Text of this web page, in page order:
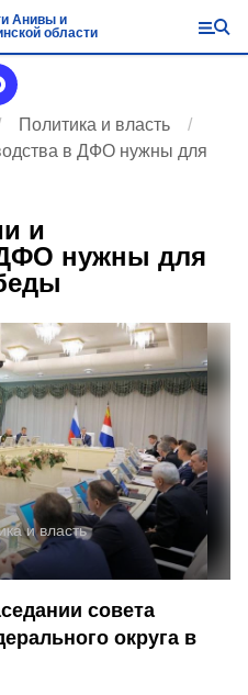
Анивы и
области
Политика и власть
в ДФО нужны для
и
нужны для
и власть
совета
округа в